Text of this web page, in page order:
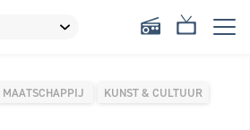
MAATSCHAPPIJ
KUNST & CULTUUR